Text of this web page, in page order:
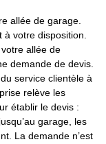
allée de garage.
à votre disposition.
allée de
demande de devis.
service clientèle à
relève les
établir le devis :
garage, les
La demande n’est